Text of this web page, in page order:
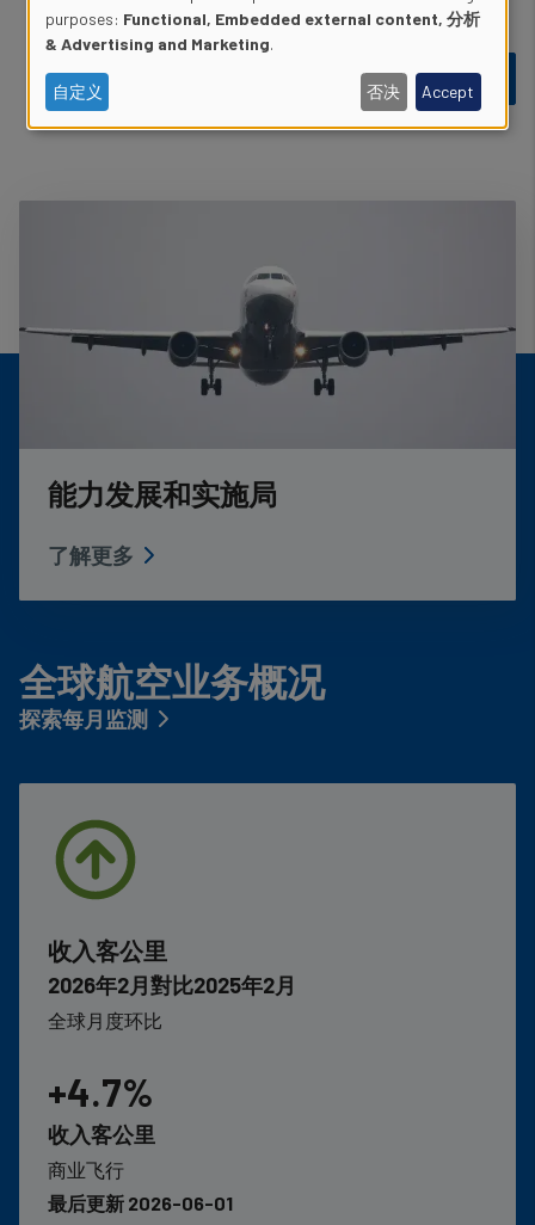
能力发展和实施局
了解更多
全球航空业务概况
探索每月监测
收入客公里
2026年2月對比2025年2月
全球月度环比
+4.7%
收入客公里
商业飞行
最后更新 2026-06-01
Use
of
personal
and
purposes: Functional, Embedded external content, 分析
& Advertising and Marketing.
自定义 否决 Accept